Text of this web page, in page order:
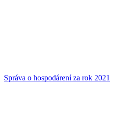
Správa o hospodárení za rok 2021